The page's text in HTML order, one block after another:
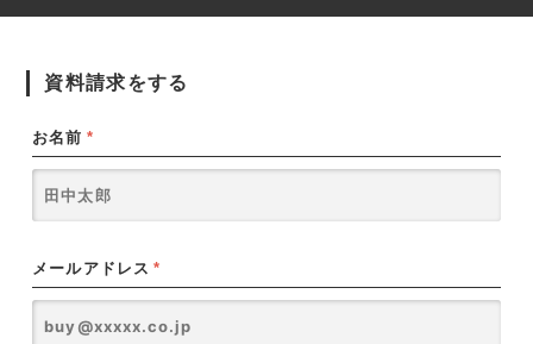
資料請求をする
お名前 *
メールアドレス *